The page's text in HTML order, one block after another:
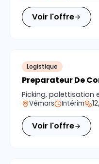
Voir l'offre
Logistique
Preparateur De
Picking, palettisation
Vémars Intérim
Voir l'offre